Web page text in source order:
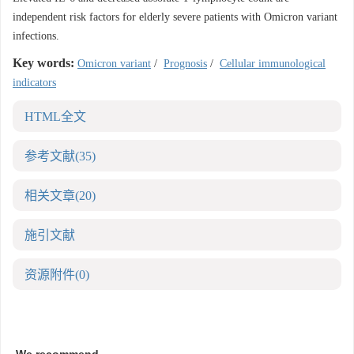
independent risk factors for elderly severe patients with Omicron variant
infections.
Key words: Omicron variant / Prognosis / Cellular immunological
indicators
HTML全文
参考文献(35)
相关文章(20)
施引文献
资源附件(0)